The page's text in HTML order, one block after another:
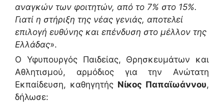
αναγκών των φοιτητών, από το 7% στο 15%.
Γιατί η στήριξη της νέας γενιάς, αποτελεί
επιλογή ευθύνης και επένδυση στο μέλλον της
Ελλάδας».
Ο Υφυπουργός Παιδείας, Θρησκευμάτων και
Αθλητισμού, αρμόδιος για την Ανώτατη
Εκπαίδευση, καθηγητής Νίκος Παπαϊωάννου,
δήλωσε: